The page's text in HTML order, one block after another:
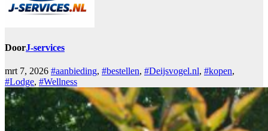
DoorJ-services
mrt 7, 2026 #aanbieding, #bestellen, #Deijsvogel.nl, #kopen,
#Lodge, #Wellness